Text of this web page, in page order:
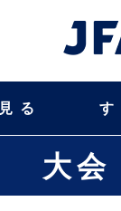
見る す
大会